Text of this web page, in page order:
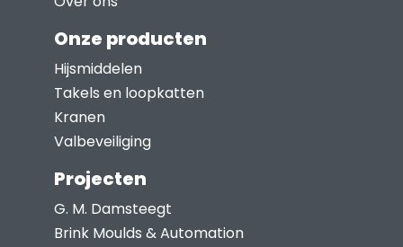
productpagina
Onze producten
Hijsmiddelen
Takels en loopkatten
Kranen
Valbeveiliging
Projecten
G. M. Damsteegt
Brink Moulds & Automation